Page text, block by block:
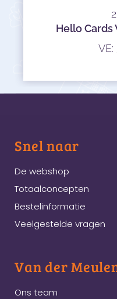
Hello Cards
Snel naar
De webshop
Totaalconcepten
Bestelinformatie
Veelgestelde vragen
Van der
Ons team